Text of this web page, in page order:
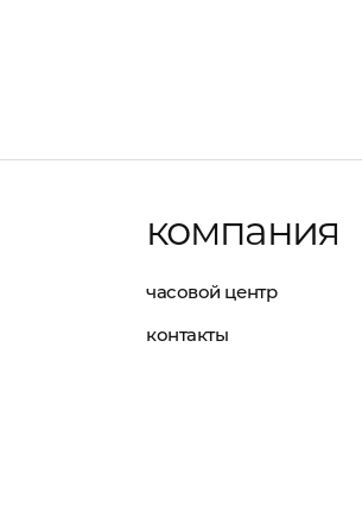
компания
часовой центр
контакты